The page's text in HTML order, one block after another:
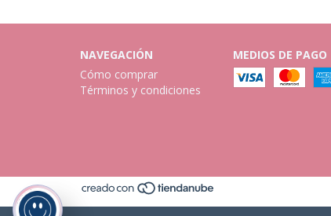
NAVEGACIÓN
Cómo comprar
Términos y condiciones
MEDIOS DE PAGO